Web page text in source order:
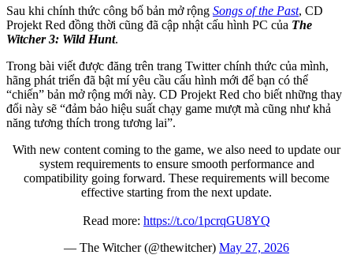
Sau khi chính thức công bố bản mở rộng Songs of the Past, CD
Projekt Red đồng thời cũng đã cập nhật cấu hình PC của The
Witcher 3: Wild Hunt.
Trong bài viết được đăng trên trang Twitter chính thức của mình,
hãng phát triển đã bật mí yêu cầu cấu hình mới để bạn có thể
“chiến” bản mở rộng mới này. CD Projekt Red cho biết những thay
đổi này sẽ “đảm bảo hiệu suất chạy game mượt mà cũng như khả
năng tương thích trong tương lai”.
With new content coming to the game, we also need to update our
system requirements to ensure smooth performance and
compatibility going forward. These requirements will become
effective starting from the next update.
Read more: https://t.co/1pcrqGU8YQ
— The Witcher (@thewitcher) May 27, 2026